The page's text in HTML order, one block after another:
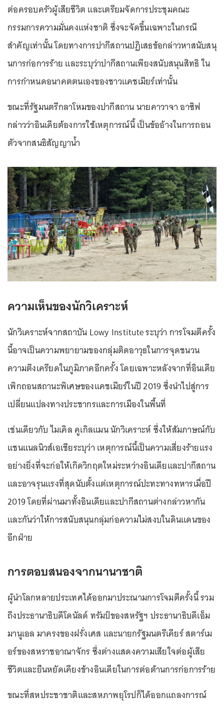
ต่อครอบครัวผู้เสียชีวิต และเตรียมจัดการประชุมคณะ
กรรมการความมั่นคงแห่งชาติ ซึ่งจะจัดขึ้นเฉพาะในกรณี
สำคัญเท่านั้น โดยทางการปากีสถานปฏิเสธข้อกล่าวหาสนับสนุ
นการก่อการร้าย และระบุว่าปากีสถานเพียงสนับสนุนสิทธิ ใน
การกำหนดอนาคตตนเองของชาวแคชเมียร์เท่านั้น
ขณะที่รัฐมนตรีกลาโหมของปากีสถาน นายคาวาจา อาซิฟ
กล่าวว่าอินเดียต้องการใช้เหตุการณ์นี้ เป็นข้ออ้างในการถอน
ตัวจากสนธิสัญญาน้ำ
ความเห็นของนักวิเคราะห์
นักวิเคราะห์จากสถาบัน Lowy Institute ระบุว่า การโจมตีครั้ง
นี้อาจเป็นความพยายามของกลุ่มติดอาวุธในการจุดชนวน
ความตึงเครียดในภูมิภาคอีกครั้ง โดยเฉพาะหลังจากที่อินเดีย
เพิกถอนสถานะพิเศษของแคชเมียร์ในปี 2019 ซึ่งนำไปสู่การ
เปลี่ยนแปลงทางประชากรและการเมืองในพื้นที่
เช่นเดียวกับ ไมเคิล คูเกิลแมน นักวิเคราะห์ ซึ่งให้สัมภาษณ์กับ
แชนแนลนิวส์เอเชียระบุว่า เหตุการณ์นี้เป็นความเสี่ยงร้ายแรง
อย่างยิ่งที่จะก่อให้เกิดวิกฤตใหม่ระหว่างอินเดียและปากีสถาน
และอาจรุนแรงที่สุดนับตั้งแต่เหตุการณ์ปะทะทางทหารเมื่อปี
2019 โดยที่ผ่านมาทั้งอินเดียและปากีสถานต่างกล่าวหากัน
และกันว่าให้การสนับสนุนกลุ่มก่อความไม่สงบในดินแดนของ
อีกฝ่าย
การตอบสนองจากนานาชาติ
ผู้นำโลกหลายประเทศได้ออกมาประณามการโจมตีครั้งนี้ รวม
ถึงประธานาธิบดีโดนัลด์ ทรัมป์ของสหรัฐฯ ประธานาธิบดีเอ็ม
มานูเอล มาครงของฝรั่งเศส และนายกรัฐมนตรีเคียร์ สตาร์เม
อร์ของสหราชอาณาจักร ซึ่งต่างแสดงความเสียใจต่อผู้เสีย
ชีวิตและยืนหยัดเคียงข้างอินเดียในการต่อต้านการก่อการร้าย
ขณะที่สหประชาชาติและสหภาพยุโรปก็ได้ออกแถลงการณ์